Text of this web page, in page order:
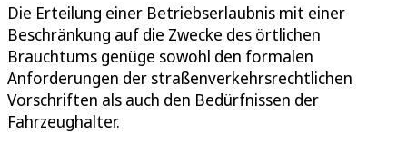
Die Erteilung einer Betriebserlaubnis mit einer
Beschränkung auf die Zwecke des örtlichen
Brauchtums genüge sowohl den formalen
Anforderungen der straßenverkehrsrechtlichen
Vorschriften als auch den Bedürfnissen der
Fahrzeughalter.